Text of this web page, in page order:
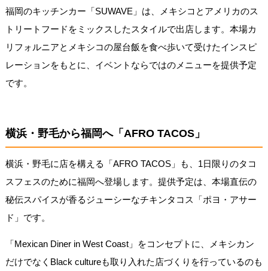
福岡のキッチンカー「SUWAVE」は、メキシコとアメリカのス
トリートフードをミックスしたスタイルで出店します。本場カ
リフォルニアとメキシコの屋台飯を食べ歩いて受けたインスピ
レーションをもとに、イベントならではのメニューを提供予定
です。
横浜・野毛から福岡へ「AFRO TACOS」
横浜・野毛に店を構える「AFRO TACOS」も、1日限りのタコ
スフェスのために福岡へ登場します。提供予定は、本場直伝の
秘伝スパイスが香るジューシーなチキンタコス「ポヨ・アサー
ド」です。
「Mexican Diner in West Coast」をコンセプトに、メキシカン
だけでなくBlack cultureも取り入れた店づくりを行っているのも